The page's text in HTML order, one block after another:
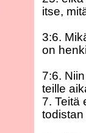
itse,
3:6.
on
7:6.
teille
7. Teitä